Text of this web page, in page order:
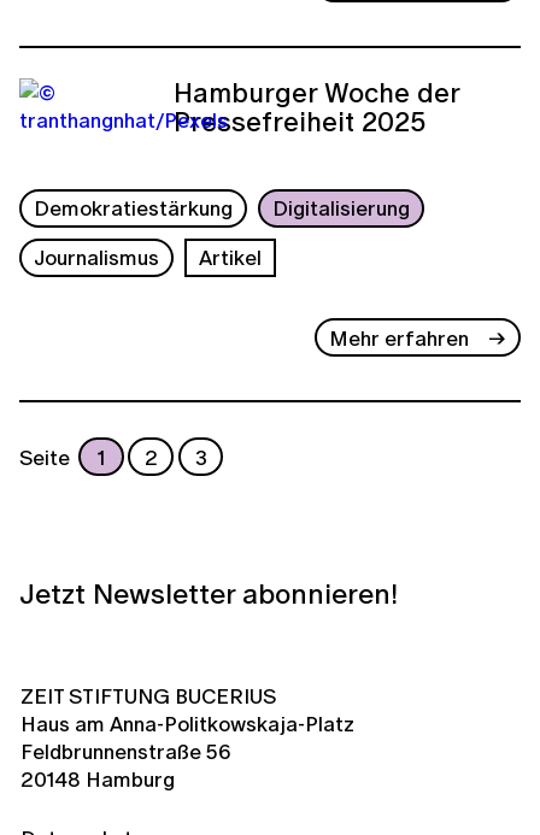
Hamburger Woche der
Pressefreiheit 2025
Demokratiestärkung
Digitalisierung
Journalismus
Artikel
Mehr erfahren
Seite 1 2 3
Jetzt Newsletter abonnieren!
ZEIT STIFTUNG BUCERIUS
Haus am Anna-Politkowskaja-Platz
Feldbrunnenstraße 56
20148 Hamburg